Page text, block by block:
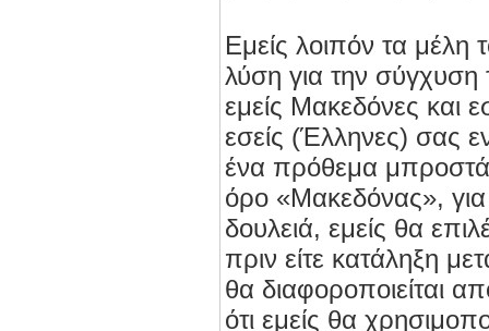
Εμείς λοιπόν τα μέλη
λύση για την
εμείς Μακεδόνες και
εσείς (Έλληνες) σας
ένα πρόθεμα
όρο «Μακεδόνας»,
δουλειά, εμείς θα
πριν είτε κατάληξη
θα διαφοροποιείται
ότι εμείς θα